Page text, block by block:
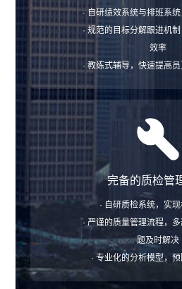
· 自研绩效系统与排班系
· 规范的目标分解跟进机
效率
· 教练式辅导，快速提高
完备的质检管
· 自研质检系统，实
· 严谨的质量管理流程，
题及时解决
· 专业化的分析模型，